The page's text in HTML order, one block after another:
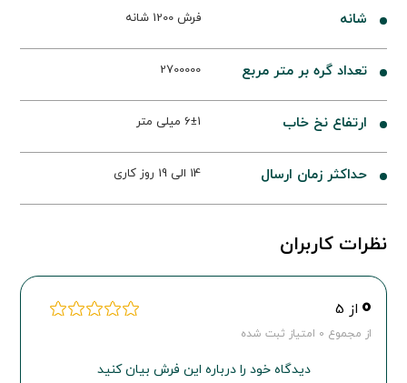
شانه فرش 1200 شانه
تعداد گره بر متر مربع 2700000
ارتفاع نخ خاب 6±1 میلی متر
حداکثر زمان ارسال 14 الی 19 روز کاری
نظرات کاربران
0 از 5
از مجموع 0 امتیاز ثبت شده
دیدگاه خود را درباره این فرش بیان کنید